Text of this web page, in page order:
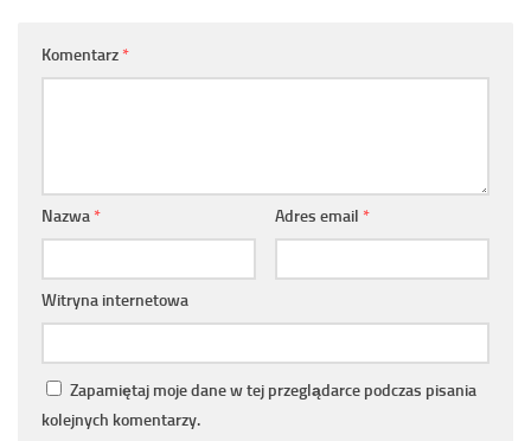
Komentarz *
Nazwa * Adres email *
Witryna internetowa
Zapamiętaj moje dane w tej przeglądarce podczas pisania
kolejnych komentarzy.